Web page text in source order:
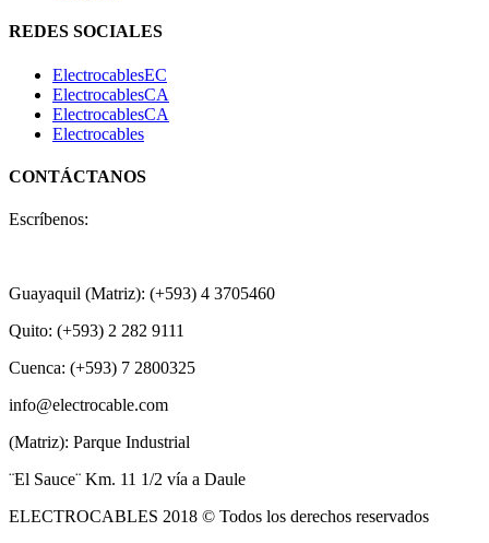
REDES SOCIALES
ElectrocablesEC
ElectrocablesCA
ElectrocablesCA
Electrocables
CONTÁCTANOS
Escríbenos:
Guayaquil (Matriz): (+593) 4 3705460
Quito: (+593) 2 282 9111
Cuenca: (+593) 7 2800325
info@electrocable.com
(Matriz): Parque Industrial
¨El Sauce¨ Km. 11 1/2 vía a Daule
ELECTROCABLES 2018 © Todos los derechos reservados